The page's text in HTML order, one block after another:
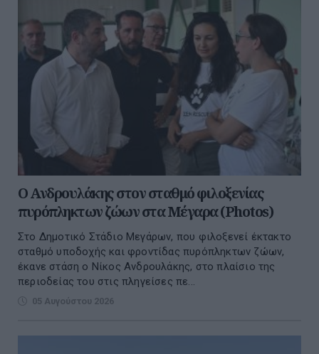
Ο Ανδρουλάκης στον σταθμό φιλοξενίας
πυρόπληκτων ζώων στα Μέγαρα (Photos)
Στο Δημοτικό Στάδιο Μεγάρων, που φιλοξενεί έκτακτο
σταθμό υποδοχής και φροντίδας πυρόπληκτων ζώων,
έκανε στάση ο Νίκος Ανδρουλάκης, στο πλαίσιο της
περιοδείας του στις πληγείσες πε...
05 Αυγούστου 2026